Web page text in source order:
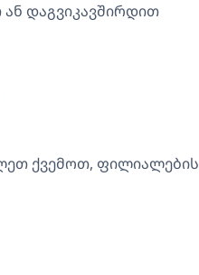
ან დაგვიკავშირდით
ქვემოთ, ფილიალების